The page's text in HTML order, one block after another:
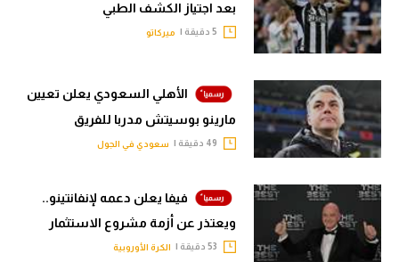
بعد اجتياز الكشف الطبي
ميركاتو
الأهلي السعودي يعلن تعيين
مارينو بوسيتش مدربا للفريق
سعودي في الجول
فيفا يعلن دعمه لإنفانتينو..
ويعتذر عن أزمة مشروع الاستثمار
الكرة الأوروبية